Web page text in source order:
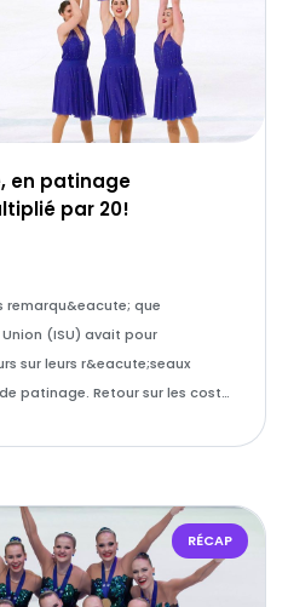
en patinage
par 20!
remarqu&eacute; que
(ISU) avait pour
sur leurs r&eacute;seaux
patinage. Retour sur les cost…
RÉCAP